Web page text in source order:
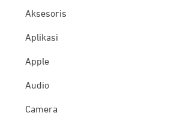
Aksesoris
Aplikasi
Apple
Audio
Camera